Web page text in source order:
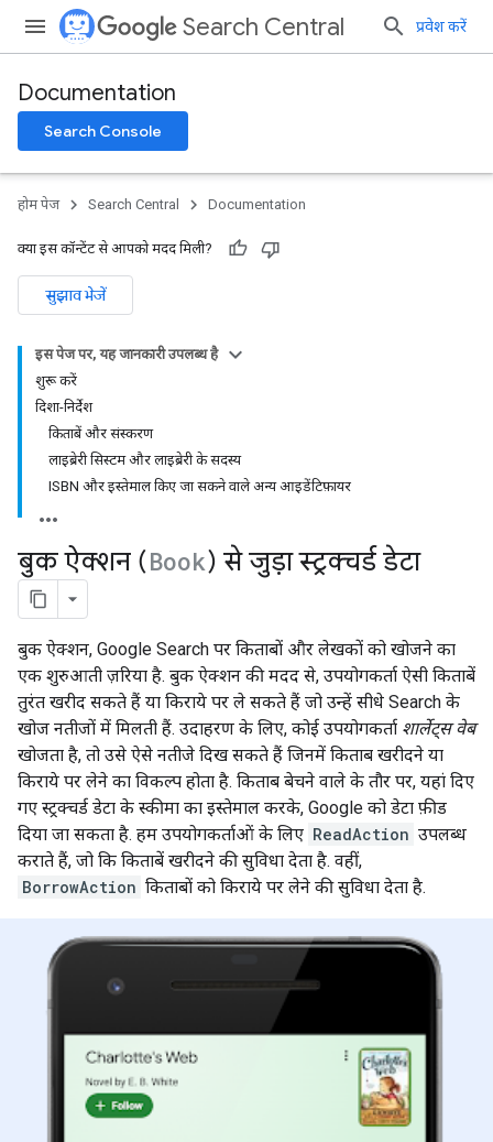
Search Central प्रवेश करें
Documentation
Search Console
होम पेज Search Central Documentation
क्या इस कॉन्टेंट से आपको मदद मिली?
सुझाव भेजें
इस पेज पर, यह जानकारी उपलब्ध है
शुरू करें
दिशा-निर्देश
किताबें और संस्करण
लाइब्रेरी सिस्टम और लाइब्रेरी के सदस्य
ISBN और इस्तेमाल किए जा सकने वाले अन्य आइडेंटिफ़ायर
बुक ऐक्शन (Book) से जुड़ा स्ट्रक्चर्ड डेटा
बुक ऐक्शन, Google Search पर किताबों और लेखकों को खोजने का
एक शुरुआती ज़रिया है. बुक ऐक्शन की मदद से, उपयोगकर्ता ऐसी किताबें
तुरंत खरीद सकते हैं या किराये पर ले सकते हैं जो उन्हें सीधे Search के
खोज नतीजों में मिलती हैं. उदाहरण के लिए, कोई उपयोगकर्ता शार्लेट्स वेब
खोजता है, तो उसे ऐसे नतीजे दिख सकते हैं जिनमें किताब खरीदने या
किराये पर लेने का विकल्प होता है. किताब बेचने वाले के तौर पर, यहां दिए
गए स्ट्रक्चर्ड डेटा के स्कीमा का इस्तेमाल करके, Google को डेटा फ़ीड
दिया जा सकता है. हम उपयोगकर्ताओं के लिए ReadAction उपलब्ध
कराते हैं, जो कि किताबें खरीदने की सुविधा देता है. वहीं,
BorrowAction किताबों को किराये पर लेने की सुविधा देता है.